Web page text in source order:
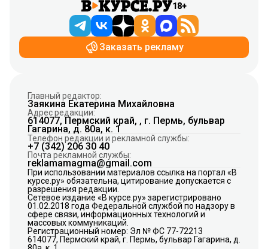
18+
Заказать рекламу
Главный редактор:
Заякина Екатерина Михайловна
Адрес редакции:
614077, Пермский край, , г. Пермь, бульвар
Гагарина, д. 80а, к. 1
Телефон редакции и рекламной службы:
+7 (342) 206 30 40
Почта рекламной службы:
reklamamagma@gmail.com
При использовании материалов ссылка на портал «В
курсе.ру» обязательна, цитирование допускается с
разрешения редакции.
Сетевое издание «В курсе.ру» зарегистрировано
01.02.2018 года Федеральной службой по надзору в
сфере связи, информационных технологий и
массовых коммуникаций.
Регистрационный номер: Эл № ФС 77-72213
614077, Пермский край, г. Пермь, бульвар Гагарина, д.